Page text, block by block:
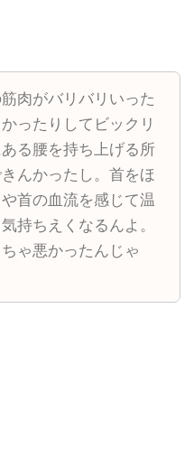
肉がバリバリいった
ったりしてビックリ
る腰を持ち上げる所
んかったし。首をほ
首の血流を感じて温
持ちえくなるんよ。
ゃ悪かったんじゃ